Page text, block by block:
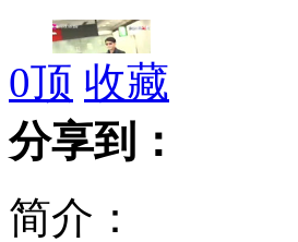
黎明回港 首次正面回应离婚事件
日本经济在岛屿争端中"悲鸣"
0顶 收藏
分享到：
简介：